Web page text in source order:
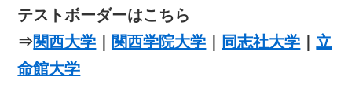
テストボーダーはこちら
⇒関西大学 ｜ 関西学院大学 ｜ 同志社大学 ｜ 立
命館大学